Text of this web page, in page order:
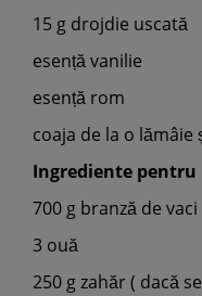
15 g drojdie uscată
esență vanilie
esență rom
coaja de la o
Ingrediente
700 g branză de
3 ouă
250 g zahăr ( dacă